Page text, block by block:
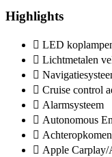
Highlights
LED
Lichtmetalen
Cruise control
Alarmsysteem
Autonomous
Apple